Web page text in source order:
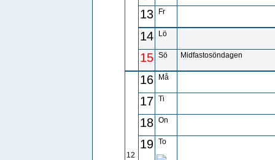
13 Fr
14 Lö
15 Sö Midfastosöndagen
12
16 Må
17 Ti
18 On
19 To